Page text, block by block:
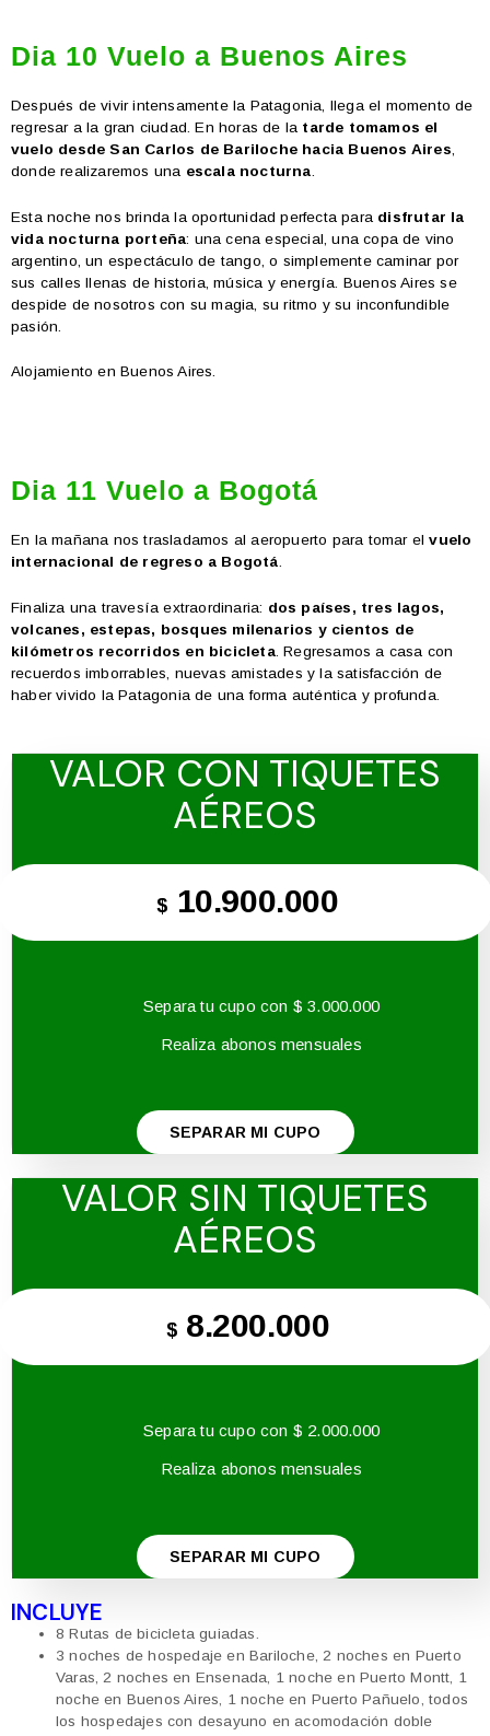
Dia 10 Vuelo a Buenos Aires
Después de vivir intensamente la Patagonia, llega el momento de
regresar a la gran ciudad. En horas de la tarde tomamos el
vuelo desdeSan Carlos de Bariloche hacia Buenos Aires
donde realizaremos una escala nocturna
Esta noche nos brinda la oportunidad perfecta para disfrutar la
vida nocturna porteña: una cena especial, una copa de vino
argentino, un espectáculo de tango, o simplemente caminar por
sus calles llenas de historia, música y energía. Buenos Aires se
despide de nosotros con su magia, su ritmo y su inconfundible
pasión.
Alojamiento en Buenos Aires.
Dia 11 Vuelo a Bogotá
En la mañana nos trasladamos al aeropuerto para tomar elvuelo
internacional de regreso a Bogotá.
Finaliza una travesía extraordinaria: dos países, tres lagos,
volcanes, estepas, bosques milenarios y cientos de
kilómetros recorridos en bicicleta. Regresamos a casa con
recuerdos imborrables, nuevas amistades y la satisfacción de
haber vivido la Patagonia de una forma auténtica y profunda.
VALOR CON TIQUETES
AÉREOS
$ 10.900.000
Separa tu cupo con $ 3.000.000
Realiza abonos mensuales
SEPARAR MI CUPO
VALOR SIN TIQUETES
AÉREOS
$ 8.200.000
Separa tu cupo con $ 2.000.000
Realiza abonos mensuales
SEPARAR MI CUPO
INCLUYE
8 Rutas de bicicleta guiadas.
3 noches de hospedaje en Bariloche, 2 noches en Puerto
Varas, 2 noches en Ensenada, 1 noche en Puerto Montt, 1
noche en Buenos Aires, 1 noche en Puerto Pañuelo, todos
los hospedajes con desayuno en acomodación doble